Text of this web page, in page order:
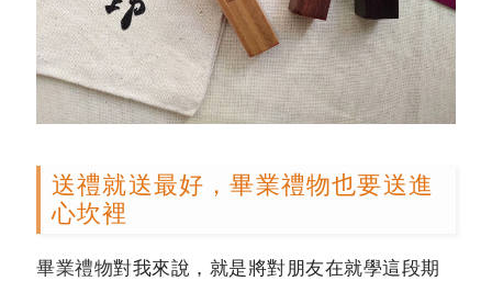
送禮就送最好，畢業禮物也要送進
心坎裡
畢業禮物對我來說，就是將對朋友在就學這段期